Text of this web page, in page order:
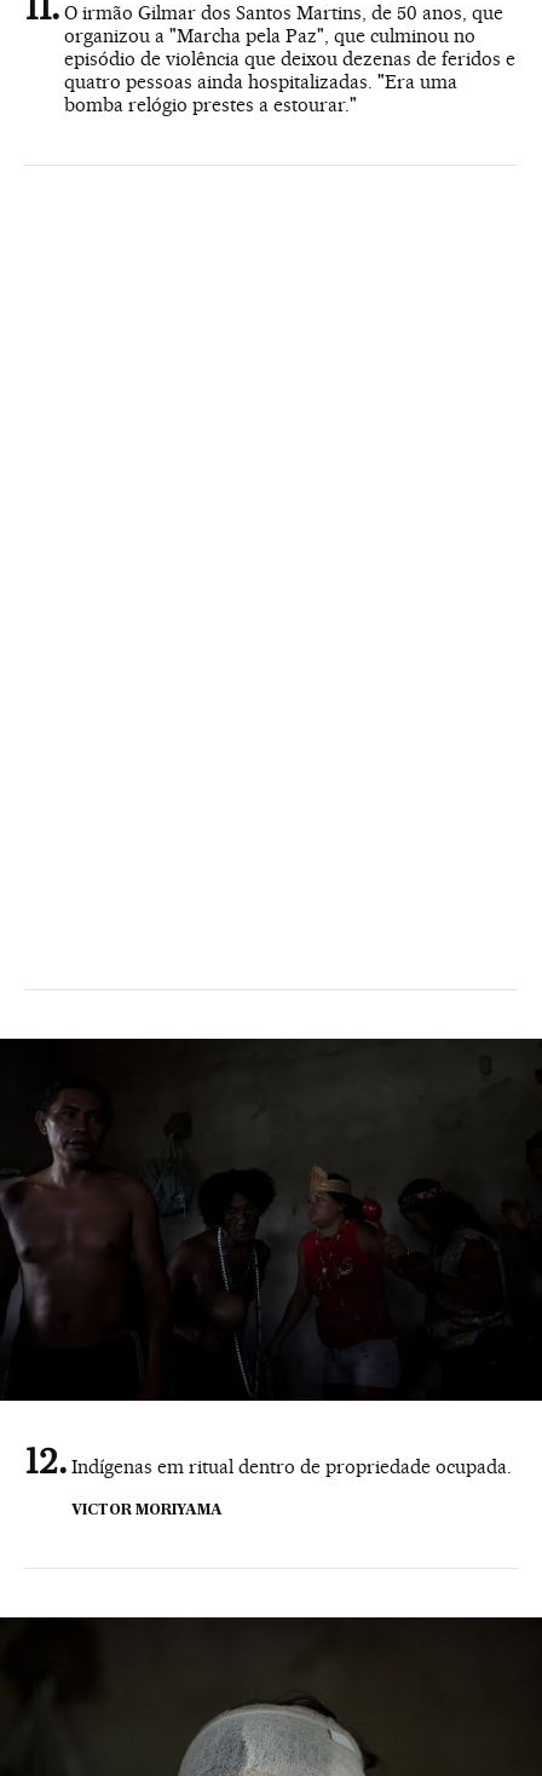
O irmão Gilmar dos Santos Martins, de 50 anos, que
organizou a "Marcha pela Paz", que culminou no
episódio de violência que deixou dezenas de feridos e
quatro pessoas ainda hospitalizadas. "Era uma
bomba relógio prestes a estourar."
Indígenas em ritual dentro de propriedade ocupada.
VICTOR MORIYAMA